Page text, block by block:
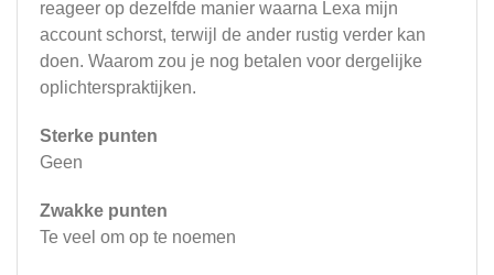
reageer op dezelfde manier waarna Lexa mijn
account schorst, terwijl de ander rustig verder kan
doen. Waarom zou je nog betalen voor dergelijke
oplichterspraktijken.
Sterke punten
Geen
Zwakke punten
Te veel om op te noemen